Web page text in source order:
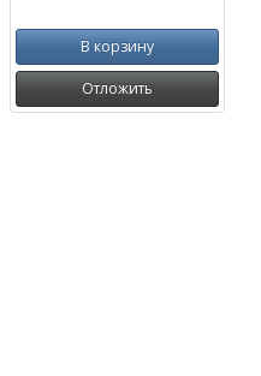
В корзину
Отложить